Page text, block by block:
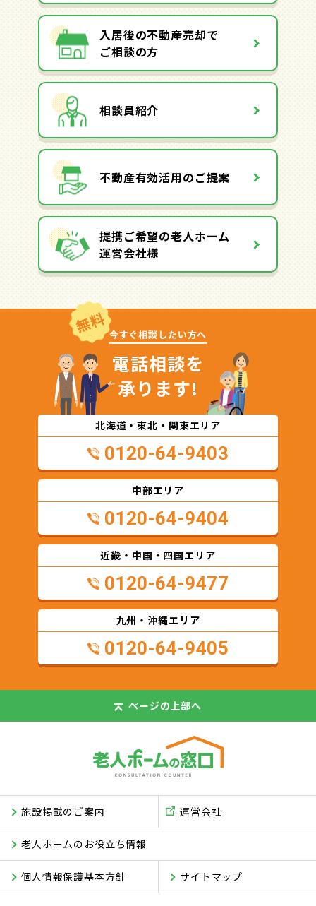
入居後の不動産売却で
ご相談の方
相談員紹介
不動産有効活用のご提案
提携ご希望の老人ホーム
運営会社様
無料 今すぐ相談したい方へ
電話相談を
承ります!
北海道・東北・関東エリア
0120-64-9403
中部エリア
0120-64-9404
近畿・中国・四国エリア
0120-64-9477
九州・沖縄エリア
0120-64-9405
ページの上部へ
施設掲載のご案内
老人ホームのお役立ち情報
サイトマップ
運営会社
個人情報保護基本方針